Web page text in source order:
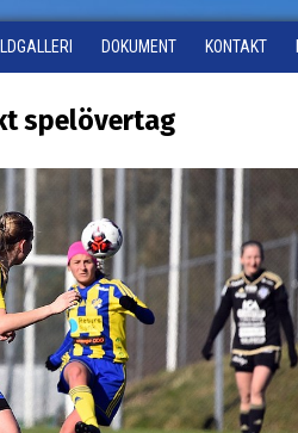
DOKUMENT KONTAKT
spelövertag